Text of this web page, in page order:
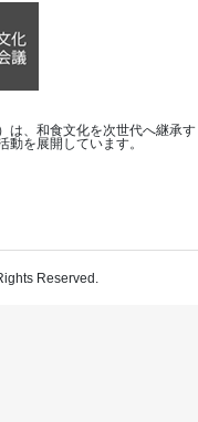
は、和食文化を次世代へ継承す
動を展開しています。
Reserved.